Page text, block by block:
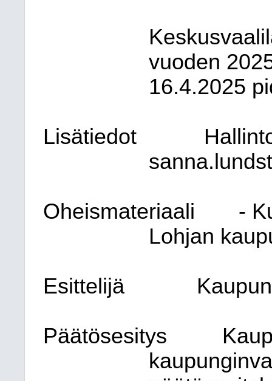
vuoden
16.4.2025
Lisätiedot
Oheismateriaali
-
Lohjan
Esittelijä
Päätösesitys